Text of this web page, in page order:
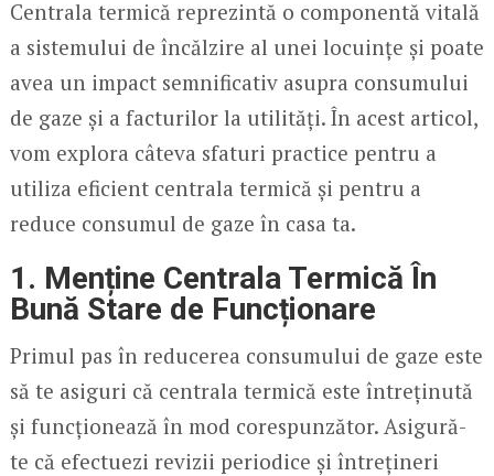
Centrala termică reprezintă o componentă vitală
a sistemului de încălzire al unei locuințe și poate
avea un impact semnificativ asupra consumului
de gaze și a facturilor la utilități. În acest articol,
vom explora câteva sfaturi practice pentru a
utiliza eficient centrala termică și pentru a
reduce consumul de gaze în casa ta.
1. Menține Centrala Termică În
Bună Stare de Funcționare
Primul pas în reducerea consumului de gaze este
să te asiguri că centrala termică este întreținută
și funcționează în mod corespunzător. Asigură-
te că efectuezi revizii periodice și întrețineri